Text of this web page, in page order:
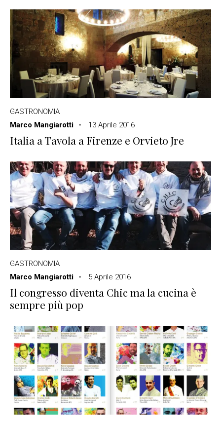
GASTRONOMIA
Marco Mangiarotti
13 Aprile 2016
Italia a Tavola a Firenze e Orvieto Jre
GASTRONOMIA
Marco Mangiarotti
5 Aprile 2016
Il congresso diventa Chic ma la cucina è
sempre più pop